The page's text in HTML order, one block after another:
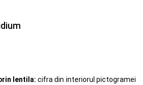
lentila: cifra din interiorul pictogramei